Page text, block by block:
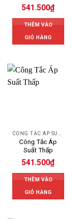
541.500₫
THÊM VÀO
GIỎ HÀNG
Công Tắc Áp
Suất Thấp
541.500₫
THÊM VÀO
GIỎ HÀNG